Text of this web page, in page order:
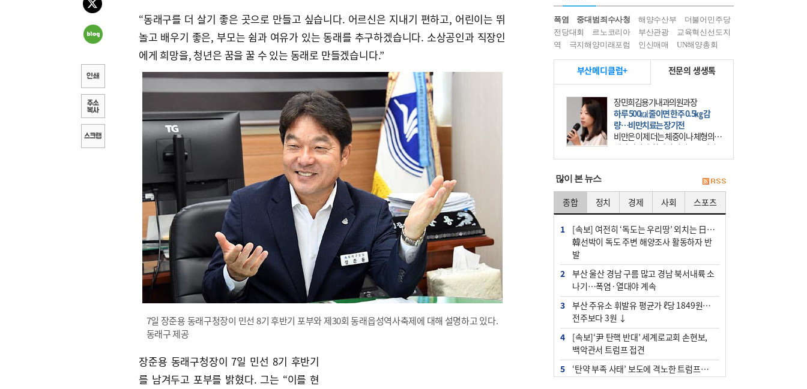
“동래구를 더 살기 좋은 곳으로 만들고 싶습니다. 어르신은 지내기 편하고, 어린이는 뛰
놀고 배우기 좋은, 부모는 쉼과 여유가 있는 동래를 추구하겠습니다. 소상공인과 직장인
에게 희망을, 청년은 꿈을 꿀 수 있는 동래로 만들겠습니다.”
7일 장준용 동래구청장이 민선 8기 후반기 포부와 제30회 동래읍성역사축제에 대해 설명하고 있다.
동래구 제공
장준용 동래구청장이 7일 민선 8기 후반기
를 남겨두고 포부를 밝혔다. 그는 “이를 현
폭염 중대범죄수사청 해양수산부
더불어민주당
전당대회
르노코리아 부산관광
교육혁신선도지
역
극지해양미래포럼 인신매매 UN해양총회
부산메디클럽+ 전문의 생생톡
장민희김용기내과의원과장
하루 500㎉ 줄이면 한주 0.5㎏ 감
량…비만치료는 장기전
비만은 이제 더는 체중이나 체형의 문
제가 아니다. 하나의 질병으로 인지
하고 치료와 관리를 해야 한다. 세계
많이 본 뉴스
종합 정치 경제 사회 스포츠
1
[속보] 여전히 ‘독도는 우리땅’ 외치는 日…
韓선박이 독도 주변 해양조사 활동하자 반
발
2
부산 울산 경남 구름 많고 경남 북서내륙 소
나기…폭염·열대야 계속
3
부산 주유소 휘발유 평균가 ℓ당 1849원…
전주보다 3원 ↓
4
[속보]‘尹 탄핵 반대’ 세계로교회 손현보,
백악관서 트럼프 접견
5
‘탄약 부족 사태’ 보도에 격노한 트럼프…